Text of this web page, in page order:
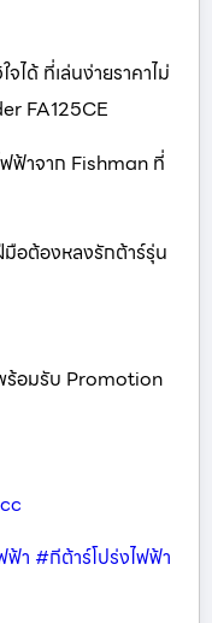
ได้ ที่เล่นง่ายราคาไม่
FA125CE
ฟ้าจาก Fishman ที่
อต้องหลงรักต้าร์รุ่น
ร้อมรับ Promotion
ฟ้า #กีต้าร์โปร่งไฟฟ้า